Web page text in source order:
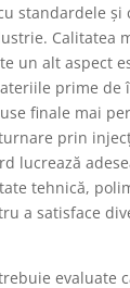
standardele și
Calitatea
un alt aspect
prime de
finale mai
prin
lucrează
tehnică,
a satisface
evaluate